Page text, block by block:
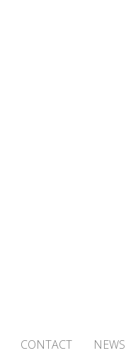
CONTACT NEWS